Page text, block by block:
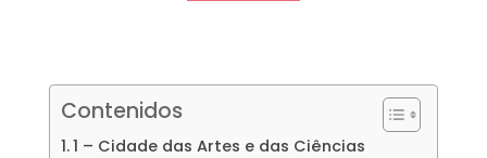
Contenidos
1 – Cidade das Artes e das Ciências